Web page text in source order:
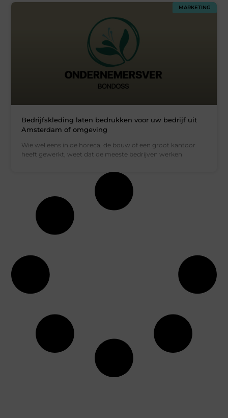
MARKETING
Bedrijfskleding laten bedrukken voor uw bedrijf uit
Amsterdam of omgeving
Wie wel eens in de horeca, de bouw of een groot kantoor
heeft gewerkt, weet dat de meeste bedrijven werken